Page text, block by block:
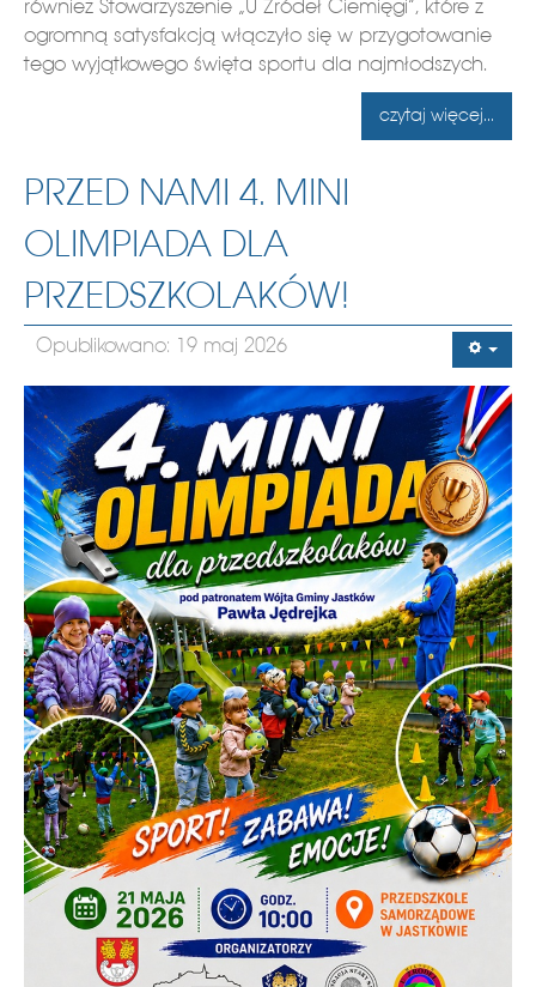
również Stowarzyszenie „U Źródeł Ciemięgi”, które z
ogromną satysfakcją włączyło się w przygotowanie
tego wyjątkowego święta sportu dla najmłodszych.
czytaj więcej...
PRZED NAMI 4. MINI
OLIMPIADA DLA
PRZEDSZKOLAKÓW!
Opublikowano: 19 maj 2026